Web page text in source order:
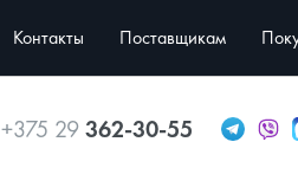
Контакты Поставщикам
+375 29362-30-55